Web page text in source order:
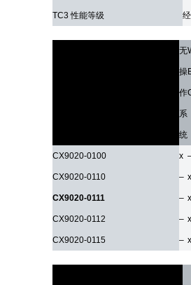
TC3 性能等级
无
操
作
系
统
CX9020-0100 x
CX9020-0110 – x
CX9020-0111 – x
CX9020-0112 – x
CX9020-0115 – x